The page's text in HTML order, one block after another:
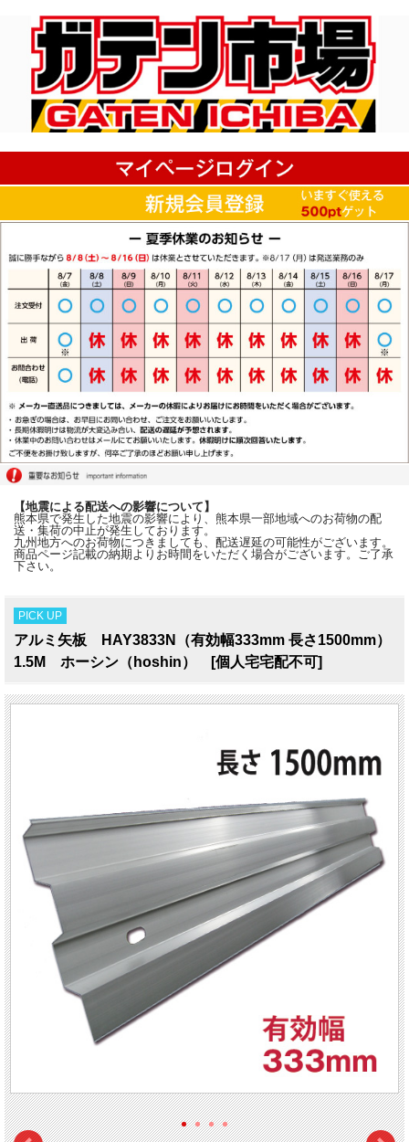
【地震による配送への影響について】
熊本県で発生した地震の影響により、熊本県一部地域へのお荷物の配
送・集荷の中止が発生しております。
九州地方へのお荷物につきましても、配送遅延の可能性がございます。
商品ページ記載の納期よりお時間をいただく場合がございます。ご了承
下さい。
PICK UP
アルミ矢板 HAY3833N（有効幅333mm 長さ1500mm）
1.5M ホーシン（hoshin） [個人宅宅配不可]